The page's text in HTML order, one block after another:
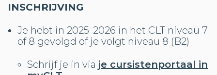
INSCHRIJVING
Je hebt in 2025-2026 in het CLT niveau 7
of 8 gevolgd of je volgt niveau 8 (B2)
Schrijf je in via je cursistenportaal in